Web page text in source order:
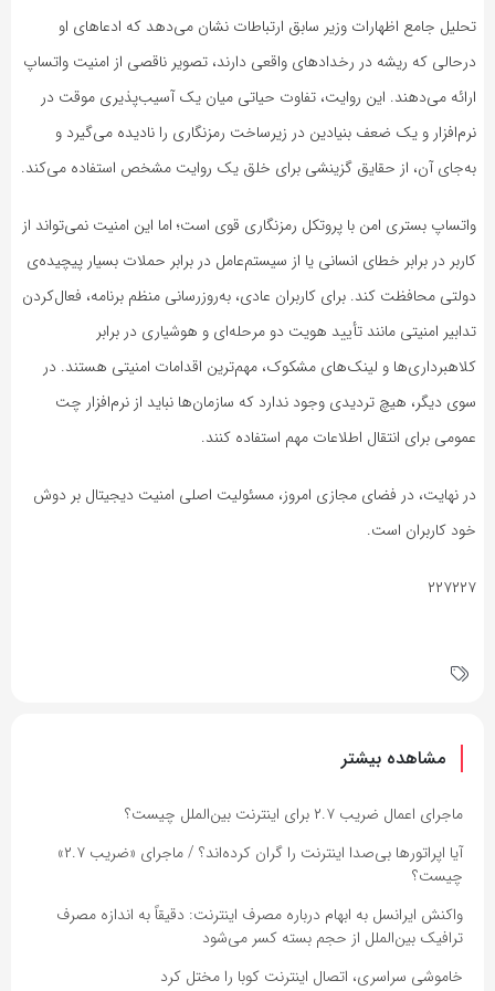
تحلیل جامع اظهارات وزیر سابق ارتباطات نشان می‌دهد که ادعاهای او
درحالی که ریشه در رخدادهای واقعی دارند، تصویر ناقصی از امنیت واتساپ
ارائه می‌دهند. این روایت، تفاوت حیاتی میان یک آسیب‌پذیری موقت در
نرم‌افزار و یک ضعف بنیادین در زیرساخت رمزنگاری را نادیده می‌گیرد و
به‌جای آن، از حقایق گزینشی برای خلق یک روایت مشخص استفاده می‌کند.
واتساپ بستری امن با پروتکل رمزنگاری قوی است؛ اما این امنیت نمی‌تواند از
کاربر در برابر خطای انسانی یا از سیستم‌عامل در برابر حملات بسیار پیچیده‌ی
دولتی محافظت کند. برای کاربران عادی، به‌روزرسانی منظم برنامه، فعال‌کردن
تدابیر امنیتی مانند تأیید هویت دو مرحله‌ای و هوشیاری در برابر
کلاهبرداری‌ها و لینک‌های مشکوک، مهم‌ترین اقدامات امنیتی هستند. در
سوی دیگر، هیچ تردیدی وجود ندارد که سازمان‌ها نباید از نرم‌افزار چت
عمومی برای انتقال اطلاعات مهم استفاده کنند.
در نهایت، در فضای مجازی امروز، مسئولیت اصلی امنیت دیجیتال بر دوش
خود کاربران است.
۲۲۷۲۲۷
مشاهده بیشتر
ماجرای اعمال ضریب ۲.۷ برای اینترنت بین‌الملل چیست؟
آیا اپراتورها بی‌صدا اینترنت را گران کرده‌اند؟ / ماجرای «ضریب ۲.۷»
چیست؟
واکنش ایرانسل به ابهام درباره مصرف اینترنت: دقیقاً به اندازه مصرف
ترافیک بین‌الملل از حجم بسته کسر می‌شود
خاموشی سراسری، اتصال اینترنت کوبا را مختل کرد